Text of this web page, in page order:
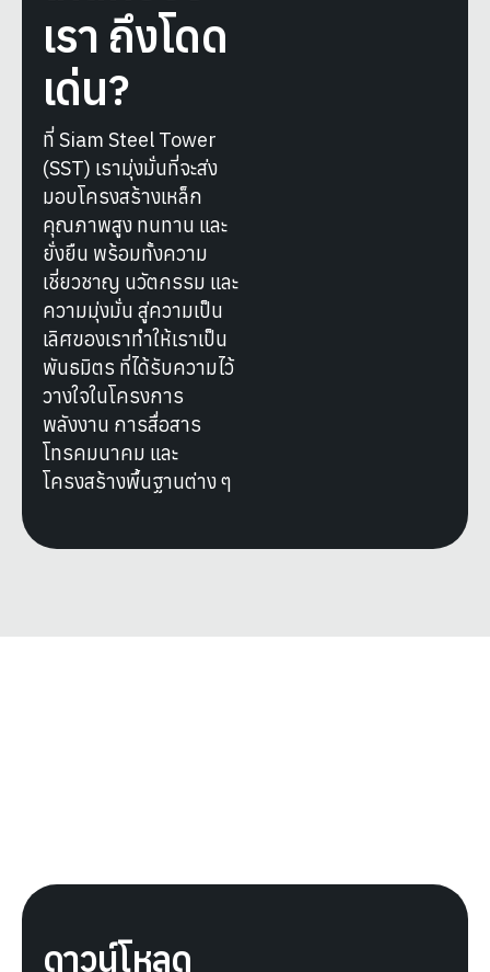
เรา ถึงโดด
เด่น?
ที่ Siam Steel Tower
(SST) เรามุ่งมั่นที่จะส่ง
มอบโครงสร้างเหล็ก
คุณภาพสูง ทนทาน และ
ยั่งยืน พร้อมทั้งความ
เชี่ยวชาญ นวัตกรรม และ
ความมุ่งมั่น สู่ความเป็น
เลิศของเราทำให้เราเป็น
พันธมิตร ที่ได้รับความไว้
วางใจในโครงการ
พลังงาน การสื่อสาร
โทรคมนาคม และ
โครงสร้างพื้นฐานต่าง ๆ
ดาวน์โหลด